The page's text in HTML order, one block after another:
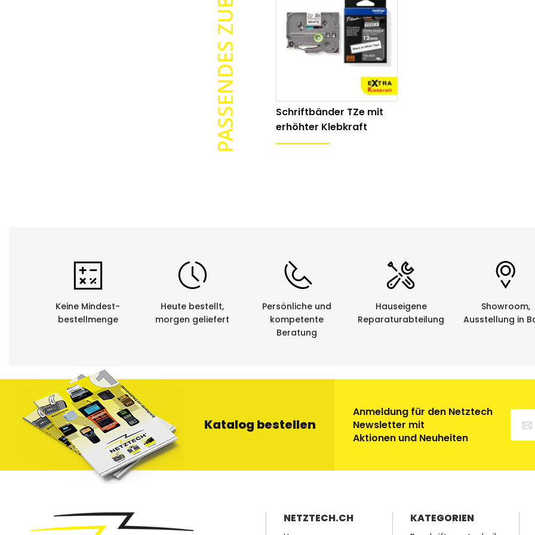
adhesive) dieses Schriftband-Typs eignet sich für Anwendungen auf
Bandlänge: 8 m
Druckverfahren: Hinterbanddruck (laminiert)
Klebkraft: sehr gut
Kratzfestigkeit: sehr gut
UV-Beständigkeit: sehr gut
Chemische Beständigkeit: sehr gut
Sie als Kunde von Netztech haben die Gelegenheit, die von uns
lassen. Die leeren Kassetten werden im Auftrag von Netztech von
Wiederverwertung zugeführt. Eine saubere und umweltfreundliche
PASSENDES ZUBEHÖR
Schriftbänder TZe mit
erhöhter Klebkraft
Keine Mindest-
bestellmenge
Heute bestellt,
morgen geliefert
Persönliche und
kompetente
Beratung
Hauseigene
Reparaturabteilung
Showroom,
Ausstellung in
Katalog bestellen
Anmeldung für den Netztech
Newsletter mit
Aktionen und Neuheiten
NETZTECH.CH KATEGORIEN